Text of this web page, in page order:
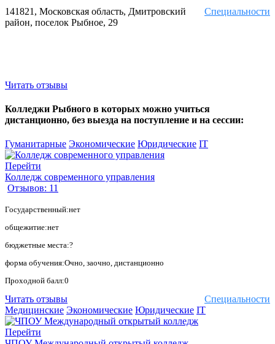
Специальности
141821, Московская область, Дмитровский
район, поселок Рыбное, 29
Читать отзывы
Колледжи Рыбного в которых можно учиться
дистанционно, без выезда на поступление и на сессии:
Гуманитарные Экономические Юридические IT
Перейти
Колледж современного управления
Отзывов: 11
Государственный:нет
общежитие:нет
бюджетные места:?
форма обучения:Очно, заочно, дистанционно
Проходной балл:0
Специальности
Читать отзывы
Медицинские Экономические Юридические IT
Перейти